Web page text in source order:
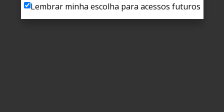
Lembrar minha escolha para acessos futuros